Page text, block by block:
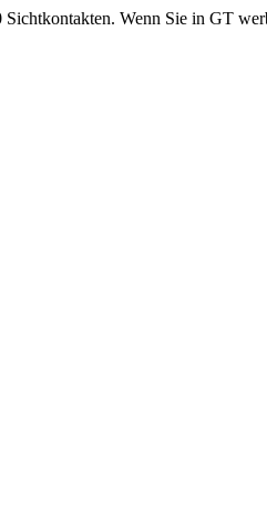
Wenn Sie in GT